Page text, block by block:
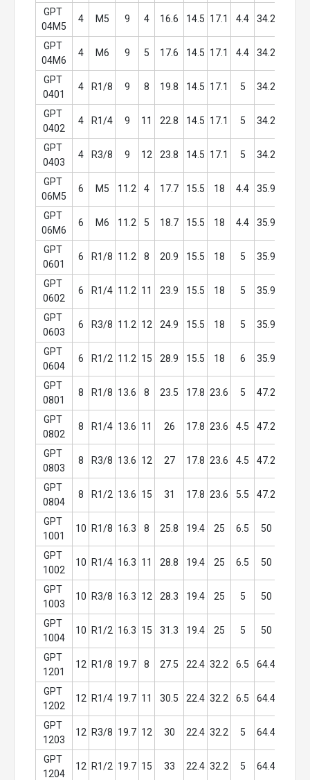
GPT
04M5
4 M5 9 4 16.6 14.5 17.1 4.4 34.2
GPT
04M6
4 M6 9 5 17.6 14.5 17.1 4.4 34.2
GPT
0401
4 R1/8 9 8 19.8 14.5 17.1 5 34.2
GPT
0402
4 R1/4 9 11 22.8 14.5 17.1 5 34.2
GPT
0403
4 R3/8 9 12 23.8 14.5 17.1 5 34.2
GPT
06M5
6 M5 11.2 4 17.7 15.5 18 4.4 35.9
GPT
06M6
6 M6 11.2 5 18.7 15.5 18 4.4 35.9
GPT
0601
6 R1/8 11.2 8 20.9 15.5 18 5 35.9
GPT
0602
6 R1/4 11.2 11 23.9 15.5 18 5 35.9
GPT
0603
6 R3/8 11.2 12 24.9 15.5 18 5 35.9
GPT
0604
6 R1/2 11.2 15 28.9 15.5 18 6 35.9
GPT
0801
8 R1/8 13.6 8 23.5 17.8 23.6 5 47.2
GPT
0802
8 R1/4 13.6 11 26 17.8 23.6 4.5 47.2
GPT
0803
8 R3/8 13.6 12 27 17.8 23.6 4.5 47.2
GPT
0804
8 R1/2 13.6 15 31 17.8 23.6 5.5 47.2
GPT
1001
10 R1/8 16.3 8 25.8 19.4 25 6.5 50
GPT
1002
10 R1/4 16.3 11 28.8 19.4 25 6.5 50
GPT
1003
10 R3/8 16.3 12 28.3 19.4 25 5 50
GPT
1004
10 R1/2 16.3 15 31.3 19.4 25 5 50
GPT
1201
12 R1/8 19.7 8 27.5 22.4 32.2 6.5 64.4
GPT
1202
12 R1/4 19.7 11 30.5 22.4 32.2 6.5 64.4
GPT
1203
12 R3/8 19.7 12 30 22.4 32.2 5 64.4
GPT
1204
12 R1/2 19.7 15 33 22.4 32.2 5 64.4